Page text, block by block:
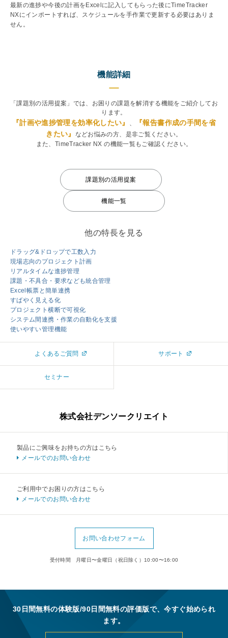
最新の進捗や今後の計画をExcelに記入してもらった後にTimeTracker
NXにインポートすれば、スケジュールを手作業で更新する必要はありま
せん。
機能詳細
「課題別の活用提案」では、お困りの課題を解消する機能をご紹介してお
ります。
『計画や進捗管理を効率化したい』 、
『報告書作成の手間を省
きたい』
などお悩みの方、是非ご覧ください。
また、TimeTracker NX の機能一覧もご確認ください。
課題別の活用提案
機能一覧
他の特長を見る
ドラッグ&ドロップで工数入力
現場志向のプロジェクト計画
リアルタイムな進捗管理
課題・不具合・要求なども統合管理
Excel帳票と簡単連携
すばやく見える化
プロジェクト横断で可視化
システム間連携・作業の自動化を支援
使いやすい管理機能
よくあるご質問 サポート
セミナー
株式会社デンソークリエイト
製品にご興味をお持ちの方はこちら
メールでのお問い合わせ
ご利用中でお困りの方はこちら
メールでのお問い合わせ
お問い合わせフォーム
受付時間 月曜日〜金曜日（祝日除く）10:00〜16:00
30日間無料の体験版/90日間無料の評価版で、今すぐ始められ
ます。